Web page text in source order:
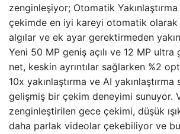
zenginleşiyor; Otomatik
çekimde en iyi kareyi otomatik olarak
algılar ve ek ayar gerektirmeden
Yeni 50 MP geniş açılı ve 12 MP ultra
net, keskin ayrıntılar sağlarken %2
10x yakınlaştırma ve AI yakınlaştırma
gelişmiş bir çekim deneyimi sunuyor.
zenginleştirilen gece çekimi, düşük
daha parlak videolar çekebiliyor ve